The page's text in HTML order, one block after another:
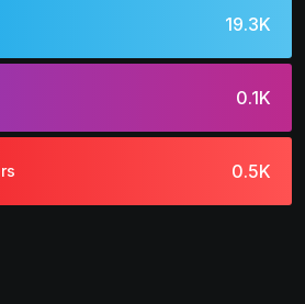
19.3K
0.1K
0.5K